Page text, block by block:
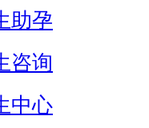
助孕
咨询
中心